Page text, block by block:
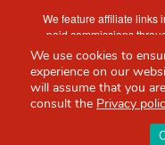
你必备的英国指南
We feature affiliate links
paid commissions
Content is provided
information may have
guidance only. Accuracy
We use cookies to
experience on our
will assume that you
consult the Privacy